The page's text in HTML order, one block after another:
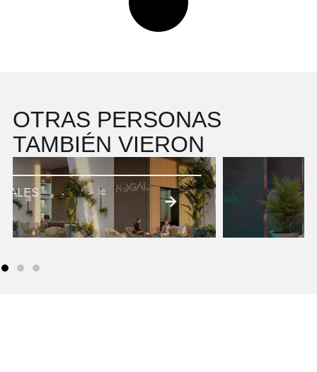
OTRAS PERSONAS
TAMBIÉN VIERON
PROPIEDADES PARA RENTAS
CORTAS